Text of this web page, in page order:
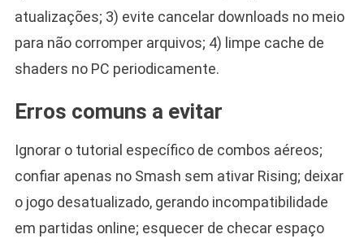
atualizações; 3) evite cancelar downloads no meio
para não corromper arquivos; 4) limpe cache de
shaders no PC periodicamente.
Erros comuns a evitar
Ignorar o tutorial específico de combos aéreos;
confiar apenas no Smash sem ativar Rising; deixar
o jogo desatualizado, gerando incompatibilidade
em partidas online; esquecer de checar espaço